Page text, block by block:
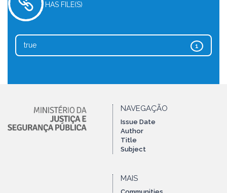
HAS FILE(S)
1
true
NAVEGAÇÃO
Issue Date
Author
Title
Subject
MAIS